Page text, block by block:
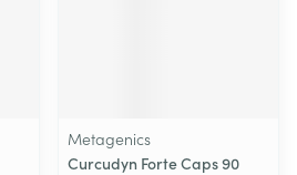
Metagenics
Curcudyn Forte Caps 90